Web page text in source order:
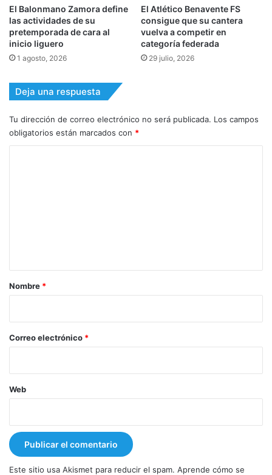
El Balonmano Zamora define
las actividades de su
pretemporada de cara al
inicio liguero
1 agosto, 2026
El Atlético Benavente FS
consigue que su cantera
vuelva a competir en
categoría federada
29 julio, 2026
Deja una respuesta
Tu dirección de correo electrónico no será publicada. Los campos
obligatorios están marcados con *
r
*
Nombre *
Correo electrónico *
Web
Este sitio usa Akismet para reducir el spam. Aprende cómo se